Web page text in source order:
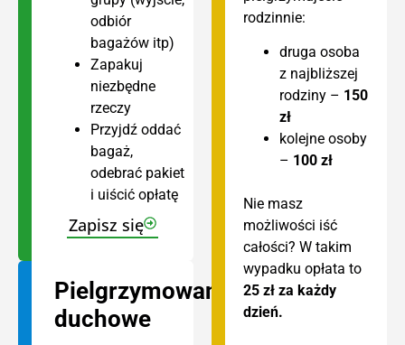
odbiór
bagażów itp)
Zapakuj
niezbędne
rzeczy
Przyjdź oddać
bagaż,
odebrać pakiet
i uiścić opłatę
Zapisz się
Pielgrzymowanie
duchowe
rodzinnie:
druga osoba
z najbliższej
rodziny – 150
zł
kolejne osoby
– 100 zł
Nie masz
możliwości iść
całości? W takim
wypadku opłata to
25 zł za każdy
dzień.